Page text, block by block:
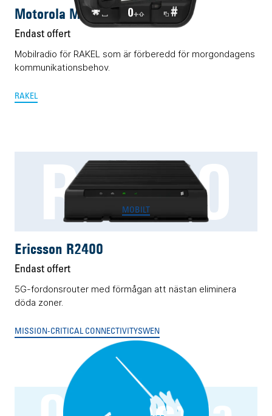
Motorola MXM600 RAKEL
Endast offert
Mobilradio för RAKEL som är förberedd för morgondagens
kommunikationsbehov.
RAKEL
R2400
MOBILT
Ericsson R2400
Endast offert
5G-fordonsrouter med förmågan att nästan eliminera
döda zoner.
MISSION-CRITICAL CONNECTIVITYSWEN